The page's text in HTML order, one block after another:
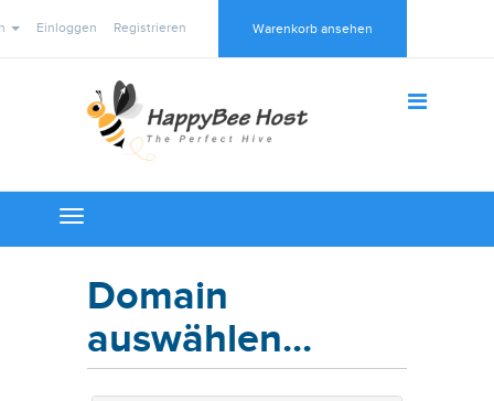
Einloggen Registrieren Warenkorb ansehen
Toggle
navigation
Domain
auswählen...